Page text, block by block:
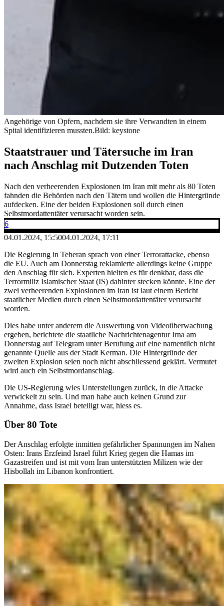
Angehörige von Opfern, nachdem sie ihre Verwandten in einem
Spital identifizieren mussten.Bild: keystone
Staatstrauer und Tätersuche im Iran
nach Anschlag mit Dutzenden Toten
Nach den verheerenden Explosionen im Iran mit mehr als 80 Toten
fahnden die Behörden nach den Tätern und wollen die Hintergründe
aufdecken. Eine der beiden Explosionen soll durch einen
Selbstmordattentäter verursacht worden sein.
6
04.01.2024, 15:5004.01.2024, 17:11
Die Regierung in Teheran sprach von einer Terrorattacke, ebenso
die EU. Auch am Donnerstag reklamierte allerdings keine Gruppe
den Anschlag für sich. Experten hielten es für denkbar, dass die
Terrormiliz Islamischer Staat (IS) dahinter stecken könnte. Eine der
zwei verheerenden Explosionen im Iran ist laut einem Bericht
staatlicher Medien durch einen Selbstmordattentäter verursacht
worden.
Dies habe unter anderem die Auswertung von Videoüberwachung
ergeben, berichtete die staatliche Nachrichtenagentur Irna am
Donnerstag auf Telegram unter Berufung auf eine namentlich nicht
genannte Quelle aus der Stadt Kerman. Die Hintergründe der
zweiten Explosion seien noch nicht abschliessend geklärt. Vermutet
wird auch ein Selbstmordanschlag.
Die US-Regierung wies Unterstellungen zurück, in die Attacke
verwickelt zu sein. Und man habe auch keinen Grund zur
Annahme, dass Israel beteiligt war, hiess es.
Über 80 Tote
Der Anschlag erfolgte inmitten gefährlicher Spannungen im Nahen
Osten: Irans Erzfeind Israel führt Krieg gegen die Hamas im
Gazastreifen und ist mit vom Iran unterstützten Milizen wie der
Hisbollah im Libanon konfrontiert.